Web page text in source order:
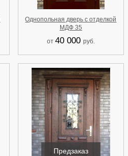
Однопольная дверь с отделкой
МДФ 35
от 40 000 руб.
Предзаказ